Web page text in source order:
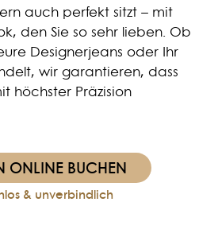
auch perfekt sitzt – mit
den Sie so sehr lieben. Ob
Designerjeans oder Ihr
wir garantieren, dass
höchster Präzision
ONLINE BUCHEN
& unverbindlich